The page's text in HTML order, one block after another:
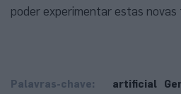
poder experimentar estas novas
Palavras-chave: artificial